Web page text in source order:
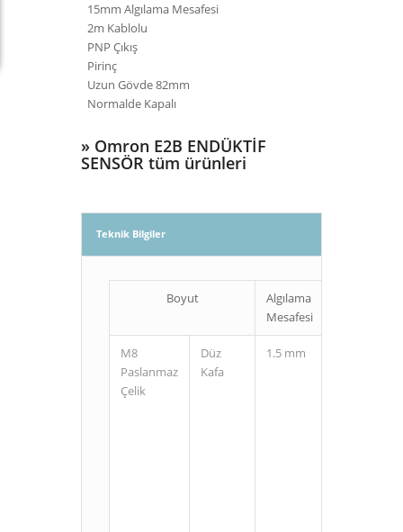
15mm Algılama Mesafesi
2m Kablolu
PNP Çıkış
Pirinç
Uzun Gövde 82mm
Normalde Kapalı
» Omron E2B ENDÜKTİF
SENSÖR tüm ürünleri
Teknik Bilgiler
Boyut
Algılama
Mesafesi
M8
Paslanmaz
Çelik
Düz
Kafa
1.5 mm